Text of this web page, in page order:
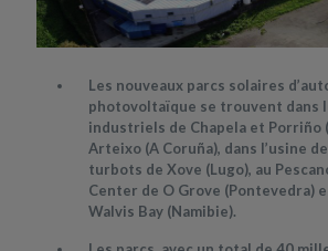
Les nouveaux parcs solaires
photovoltaïque se trouvent dans
industriels de Chapela et Porriño
Arteixo (A Coruña), dans l’usine
turbots de Xove (Lugo), au
Center de O Grove (Pontevedra)
Walvis Bay (Namibie).